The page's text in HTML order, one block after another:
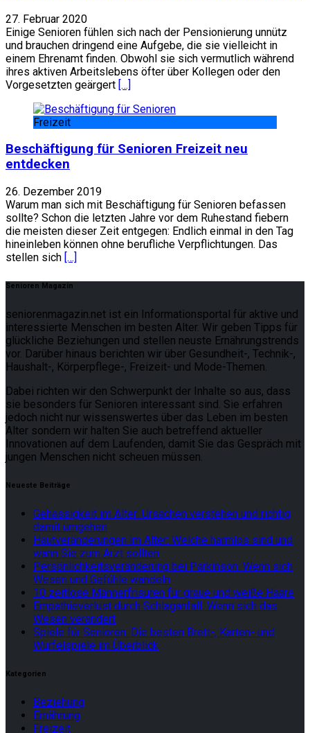
27. Februar 2020
Einige Senioren fühlen sich nach der Pensionierung unnütz
und brauchen dringend eine Aufgebe, die sie vielleicht in
einem Ehrenamt finden. Obwohl sie sich vermutlich während
ihres aktiven Arbeitslebens öfter über Kollegen oder den
Vorgesetzten geärgert […]
Freizeit
Beschäftigung für Senioren Freizeit neu
entdecken
26. Dezember 2019
Warum man sich mit Beschäftigung für Senioren befassen
sollte? Schon die letzten Jahre vor dem Ruhestand fiebern
die meisten dieser Zeit entgegen: Endlich einmal in den Tag
hineinleben können ohne berufliche Verpflichtungen. Das
stellen sich […]
Senioren Magazin
seniorenmagazin.net ist ein Informationsportal für aktive und
interessierte Menschen im besten Alter. Wir geben Tipps für
glückliche Beziehungen und stellen neuste Ernährungstrends
vor. Darüber hinaus berichten wir über Gesundheit-, Technik-,
Haushalt-, Körperpflege-, Freizeit- und Mode-Themen.
Dabei richten wir den Schwerpunkt der Inhalte so aus, dass
sie besonders für Senioren interessant sind. Sie erfahren
jedoch nicht nur wissenswertes über das Leben im besten
Alter sondern wir halten Sie auch betreffend aktueller
Innovationen auf dem Laufenden, damit Sie das Gespräch mit
jungen Menschen nicht scheuen müssen.
Neueste Beiträge
Gehässigkeit im Alter: Ursachen verstehen und richtig
damit umgehen
Hautveränderungen im Alter: Welche harmlos sind und
wann Sie zum Arzt sollten
Persönlichkeitsveränderung bei Parkinson: Wenn sich
Wesen und Gefühle wandeln
10 zeitlose Männerfrisuren für graue und weiße Haare
Empathieverlust durch Schlaganfall: Wenn sich das
Wesen verändert
Spiele für Senioren: Die besten Brett-, Karten- und
Würfelspiele im Überblick
Kategorien
Beziehung
Ernährung
Freizeit